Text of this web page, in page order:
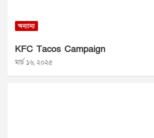
অন্যান্য
KFC Tacos Campaign
মার্চ ১৬, ২০২৫